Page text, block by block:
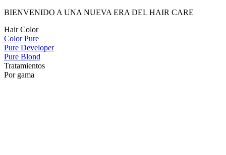
BIENVENIDO A UNA NUEVA ERA DEL HAIR CARE
Hair Color
Color Pure
Pure Developer
Pure Blond
Tratamientos
Por gama